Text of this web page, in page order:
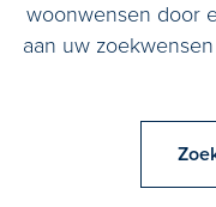
woonwensen door
aan uw